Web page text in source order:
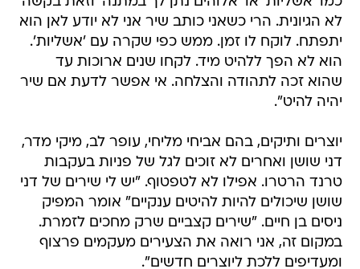
לא הגיונית. הרי כשאני כותב שיר אני לא יודע לאן הוא
יתפתח. לוקח לו זמן. ממש כפי שקרה עם 'אשליות'.
הוא לא הפך ללהיט מיד. לקחו שנים ארוכות עד
שהוא זכה לתהודה והצלחה. אי אפשר לדעת אם שיר
יהיה להיט".
יוצרים ותיקים, בהם אביחי מליחי, עופר לב, מיקי מדר,
דני שושן ואחרים לא זוכים לגל של פניות בעקבות
טרנד הרטרו. אפילו לא לטפטוף. "יש לי שירים של דני
שושן שיכולים להיות להיטים ענקיים" אומר המפיק
ניסים בן חיים. "שירים קצביים שרק מחכים לזמרת.
במקום זה, אני רואה את הצעירים מעקמים פרצוף
ומעדיפים ללכת ליוצרים חדשים".